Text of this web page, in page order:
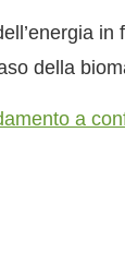
in
della
a